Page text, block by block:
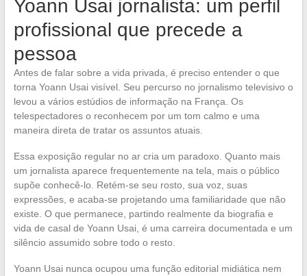
Yoann Usai jornalista: um perfil
profissional que precede a
pessoa
Antes de falar sobre a vida privada, é preciso entender o que
torna Yoann Usai visível. Seu percurso no jornalismo televisivo o
levou a vários estúdios de informação na França. Os
telespectadores o reconhecem por um tom calmo e uma
maneira direta de tratar os assuntos atuais.
Essa exposição regular no ar cria um paradoxo. Quanto mais
um jornalista aparece frequentemente na tela, mais o público
supõe conhecê-lo. Retém-se seu rosto, sua voz, suas
expressões, e acaba-se projetando uma familiaridade que não
existe. O que permanece, partindo realmente da biografia e
vida de casal de Yoann Usai, é uma carreira documentada e um
silêncio assumido sobre todo o resto.
Yoann Usai nunca ocupou uma função editorial midiática nem